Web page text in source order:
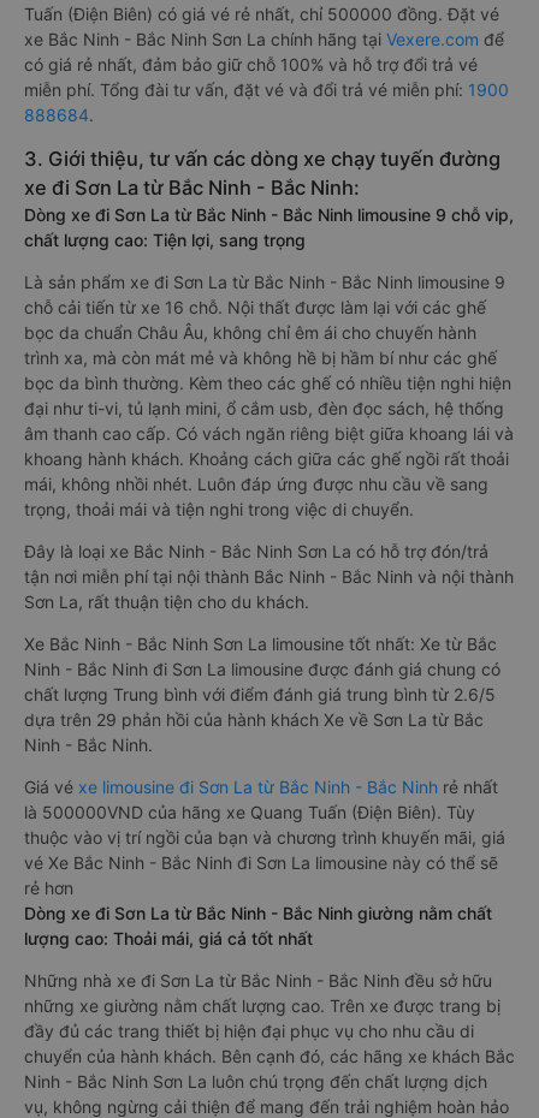
Tuấn (Điện Biên) có giá vé rẻ nhất, chỉ 500000 đồng. Đặt vé
xe Bắc Ninh - Bắc Ninh Sơn La chính hãng tại Vexere.com để
có giá rẻ nhất, đảm bảo giữ chỗ 100% và hỗ trợ đổi trả vé
miễn phí. Tổng đài tư vấn, đặt vé và đổi trả vé miễn phí: 1900
888684.
3. Giới thiệu, tư vấn các dòng xe chạy tuyến đường
xe đi Sơn La từ Bắc Ninh - Bắc Ninh:
Dòng xe đi Sơn La từ Bắc Ninh - Bắc Ninh limousine 9 chỗ vip,
chất lượng cao: Tiện lợi, sang trọng
Là sản phẩm xe đi Sơn La từ Bắc Ninh - Bắc Ninh limousine 9
chỗ cải tiến từ xe 16 chỗ. Nội thất được làm lại với các ghế
bọc da chuẩn Châu Âu, không chỉ êm ái cho chuyến hành
trình xa, mà còn mát mẻ và không hề bị hầm bí như các ghế
bọc da bình thường. Kèm theo các ghế có nhiều tiện nghi hiện
đại như ti-vi, tủ lạnh mini, ổ cắm usb, đèn đọc sách, hệ thống
âm thanh cao cấp. Có vách ngăn riêng biệt giữa khoang lái và
khoang hành khách. Khoảng cách giữa các ghế ngồi rất thoải
mái, không nhồi nhét. Luôn đáp ứng được nhu cầu về sang
trọng, thoải mái và tiện nghi trong việc di chuyển.
Đây là loại xe Bắc Ninh - Bắc Ninh Sơn La có hỗ trợ đón/trả
tận nơi miễn phí tại nội thành Bắc Ninh - Bắc Ninh và nội thành
Sơn La, rất thuận tiện cho du khách.
Xe Bắc Ninh - Bắc Ninh Sơn La limousine tốt nhất: Xe từ Bắc
Ninh - Bắc Ninh đi Sơn La limousine được đánh giá chung có
chất lượng Trung bình với điểm đánh giá trung bình từ 2.6/5
dựa trên 29 phản hồi của hành khách Xe về Sơn La từ Bắc
Ninh - Bắc Ninh.
Giá vé xe limousine đi Sơn La từ Bắc Ninh - Bắc Ninh rẻ nhất
là 500000VND của hãng xe Quang Tuấn (Điện Biên). Tùy
thuộc vào vị trí ngồi của bạn và chương trình khuyến mãi, giá
vé Xe Bắc Ninh - Bắc Ninh đi Sơn La limousine này có thể sẽ
rẻ hơn
Dòng xe đi Sơn La từ Bắc Ninh - Bắc Ninh giường nằm chất
lượng cao: Thoải mái, giá cả tốt nhất
Những nhà xe đi Sơn La từ Bắc Ninh - Bắc Ninh đều sở hữu
những xe giường nằm chất lượng cao. Trên xe được trang bị
đầy đủ các trang thiết bị hiện đại phục vụ cho nhu cầu di
chuyển của hành khách. Bên cạnh đó, các hãng xe khách Bắc
Ninh - Bắc Ninh Sơn La luôn chú trọng đến chất lượng dịch
vụ, không ngừng cải thiện để mang đến trải nghiệm hoàn hảo